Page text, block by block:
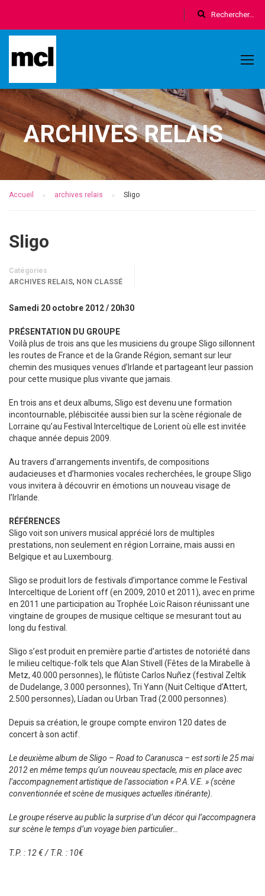
ARCHIVES RELAIS
Accueil archives relais Sligo
Sligo
Catégories
ARCHIVES RELAIS, NON CLASSÉ
Samedi 20 octobre 2012 / 20h30
PRÉSENTATION DU GROUPE
Voilà plus de trois ans que les musiciens du groupe Sligo sillonnent
les routes de France et de la Grande Région, semant sur leur
chemin des musiques venues d’Irlande et partageant leur passion
pour cette musique plus vivante que jamais.
En trois ans et deux albums, Sligo est devenu une formation
incontournable, plébiscitée aussi bien sur la scène régionale de
Lorraine qu’au Festival Interceltique de Lorient où elle est invitée
chaque année depuis 2009.
Au travers d’arrangements inventifs, de compositions
audacieuses et d’harmonies vocales recherchées, le groupe Sligo
vous invitera à découvrir en émotions un nouveau visage de
l’Irlande.
RÉFÉRENCES
Sligo voit son univers musical apprécié lors de multiples
prestations, non seulement en région Lorraine, mais aussi en
Belgique et au Luxembourg.
Sligo se produit lors de festivals d’importance comme le Festival
Interceltique de Lorient off (en 2009, 2010 et 2011), avec en prime
en 2011 une participation au Trophée Loïc Raison réunissant une
vingtaine de groupes de musique celtique se mesurant tout au
long du festival.
Sligo s’est produit en première partie d’artistes de notoriété dans
le milieu celtique-folk tels que Alan Stivell (Fêtes de la Mirabelle à
Metz, 40.000 personnes), le flûtiste Carlos Nuñez (festival Zeltik
de Dudelange, 3.000 personnes), Tri Yann (Nuit Celtique d’Attert,
2.500 personnes), Líadan ou Urban Trad (2.000 personnes).
Depuis sa création, le groupe compte environ 120 dates de
concert à son actif.
Le deuxième album de Sligo – Road to Caranusca – est sorti le 25 mai
2012 en même temps qu’un nouveau spectacle, mis en place avec
l’accompagnement artistique de l’association « P.A.V.E. » (scène
conventionnée et scène de musiques actuelles itinérante).
Le groupe réserve au public la surprise d’un décor qui l’accompagnera
sur scène le temps d’un voyage bien particulier…
T.P. : 12 € / T.R. : 10€